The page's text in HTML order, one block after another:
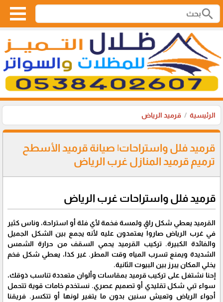
search
الرئيسية قرميد الرياض
قرميد فلل واستراحات| صيانة قرميد الأسطح
ترميم قرميد المنازل غرب الرياض
قرميد فلل واستراحات غرب الرياض
القرميد يعطي شكل راقٍ ولمسة فخمة لأي فلة أو استراحة، وناس كثير
في غرب الرياض صاروا يعتمدون عليه لأنه يجمع بين الشكل الجميل
والفائدة الكبيرة. تركيب القرميد يحمي السقف من حرارة الشمس
الشديدة ويمنع تسرب المياه وقت المطر. غير كذا، يعطي شكل فخم
يخلي المكان يبرز بين البيوت الثانية.
إحنا نشتغل على تركيب قرميد بمقاسات وألوان متعددة تناسب ذوقك،
سواء تبي شكل تقليدي أو تصميم عصري. نستخدم خامات قوية تتحمل
أجواء الرياض وتعيش سنين بدون ما يتغير لونها أو تتكسر. فريقنا